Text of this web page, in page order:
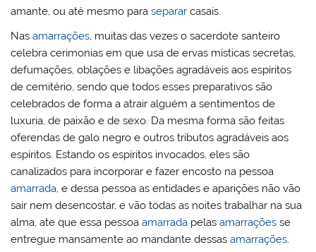
amante, ou até mesmo paraseparar casais.
Nasamarrações, muitas das vezes o sacerdote santeiro
celebra cerimonias em que usa de ervas místicas secretas,
defumações, oblações e libações agradáveis aos espíritos
de cemitério, sendo que todos esses preparativos são
celebrados de forma a atrair alguém a sentimentos de
luxuria, de paixão e de sexo. Da mesma forma são feitas
oferendas de galo negro e outros tributos agradáveis aos
espíritos. Estando os espíritos invocados, eles são
canalizados para incorporar e fazer encosto na pessoa
amarrada, e dessa pessoa as entidades e aparições não vão
sair nem desencostar, e vão todas as noites trabalhar na sua
alma, ate que essa pessoaamarrada pelasamarrações se
entregue mansamente ao mandante dessasamarrações.